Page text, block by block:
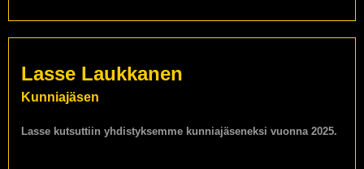
Lasse Laukkanen
Kunniajäsen
Lasse kutsuttiin yhdistyksemme kunniajäseneksi vuonna 2025.